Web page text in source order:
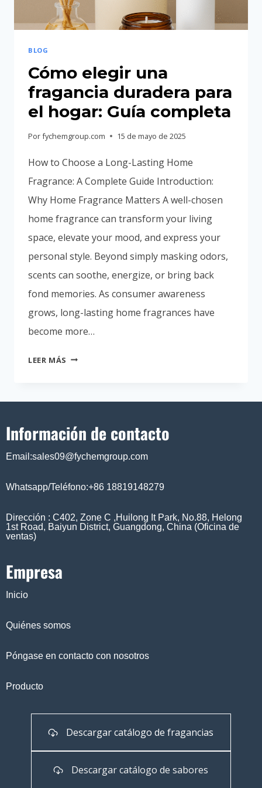
BLOG
Cómo elegir una
fragancia duradera para
el hogar: Guía completa
Porfychemgroup.com 15 de mayo de 2025
How to Choose a Long-Lasting Home
Fragrance: A Complete Guide Introduction:
Why Home Fragrance Matters A well-chosen
home fragrance can transform your living
space, elevate your mood, and express your
personal style. Beyond simply masking odors,
scents can soothe, energize, or bring back
fond memories. As consumer awareness
grows, long-lasting home fragrances have
become more…
LEER MÁS
Información de contacto
Email:sales09@fychemgroup.com
Whatsapp/Teléfono:+86 18819148279
Dirección : C402, Zone C ,Huilong It Park, No.88, Helong
1st Road, Baiyun District, Guangdong, China (Oficina de
ventas)
Empresa
Inicio
Quiénes somos
Póngase en contacto con nosotros
Producto
Descargar catálogo de fragancias
Descargar catálogo de sabores
Portuguese
Spanish (Colombia)